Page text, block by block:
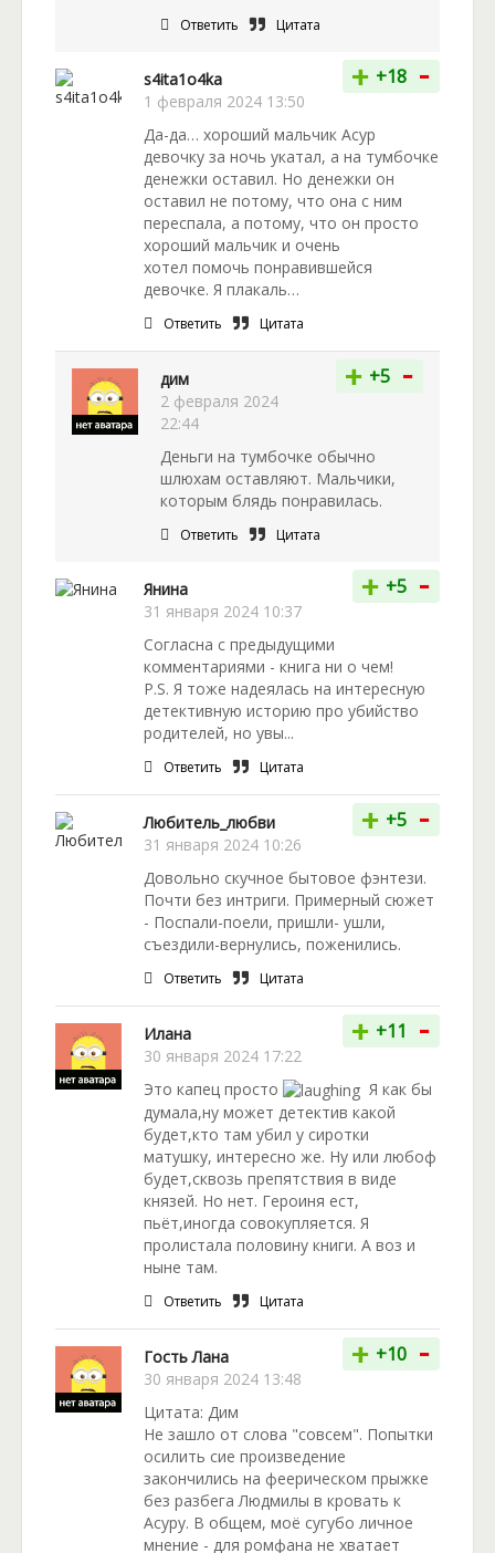
Ответить Цитата
s4ita1o4ka
1 февраля 2024 13:50
+ +18 -
Да-да… хороший мальчик Асур
девочку за ночь укатал, а на тумбочке
денежки оставил. Но денежки он
оставил не потому, что она с ним
переспала, а потому, что он просто
хороший мальчик и очень
хотел помочь понравившейся
девочке. Я плакаль…
Ответить Цитата
дим
2 февраля 2024
22:44
+ +5 -
Деньги на тумбочке обычно
шлюхам оставляют. Мальчики,
которым блядь понравилась.
Ответить Цитата
Янина
31 января 2024 10:37
+ +5 -
Согласна с предыдущими
комментариями - книга ни о чем!
P.S. Я тоже надеялась на интересную
детективную историю про убийство
родителей, но увы...
Ответить Цитата
Любитель_любви
31 января 2024 10:26
+ +5 -
Довольно скучное бытовое фэнтези.
Почти без интриги. Примерный сюжет
- Поспали-поели, пришли- ушли,
съездили-вернулись, поженились.
Ответить Цитата
Илана
30 января 2024 17:22
+ +11 -
Это капец просто
Я как бы
думала,ну может детектив какой
будет,кто там убил у сиротки
матушку, интересно же. Ну или любоф
будет,сквозь препятствия в виде
князей. Но нет. Героиня ест,
пьёт,иногда совокупляется. Я
пролистала половину книги. А воз и
ныне там.
Ответить Цитата
Гость Лана
30 января 2024 13:48
+ +10 -
Цитата: Дим
Не зашло от слова "совсем". Попытки
осилить сие произведение
закончились на феерическом прыжке
без разбега Людмилы в кровать к
Асуру. В общем, моё сугубо личное
мнение - для ромфана не хватает